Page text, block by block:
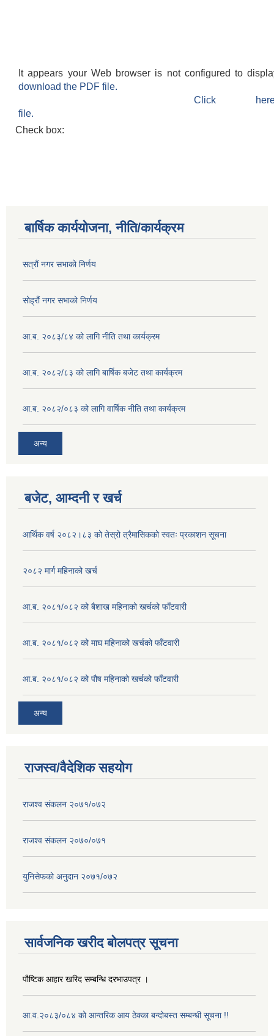
It appears your Web browser is not configured to
download the PDF file.
Click
file.
Check box:
बार्षिक कार्ययोजना, नीति/कार्यक्रम
सत्रौं नगर सभाको निर्णय
सोह्रौं नगर सभाको निर्णय
आ.ब. २०८३/८४ को लागि नीति तथा कार्यक्रम
आ.ब. २०८२/८३ को लागि बार्षिक बजेट तथा कार्यक्रम
आ.ब. २०८२/०८३ को लागि वार्षिक नीति तथा कार्यक्रम
अन्य
बजेट, आम्दनी र खर्च
आर्थिक वर्ष २०८२।८३ को तेस्रो त्रैमासिकको स्वतः प्रकाशन सूचना
२०८२ मार्ग महिनाको खर्च
आ.ब. २०८१/०८२ को बैशाख महिनाको खर्चको फाँटवारी
आ.ब. २०८१/०८२ को माघ महिनाको खर्चको फाँटवारी
आ.ब. २०८१/०८२ को पौष महिनाको खर्चको फाँटवारी
अन्य
राजस्व/वैदेशिक सहयोग
राजश्व संकलन २०७१/०७२
राजश्व संकलन २०७०/०७१
युनिसेफको अनुदान २०७१/०७२
सार्वजनिक खरीद बोलपत्र सूचना
पौष्टिक आहार खरिद सम्बन्धि दरभाउपत्र ।
आ.व.२०८३/०८४ को आन्तरिक आय ठेक्का बन्दोबस्त सम्बन्धी सूचना !!